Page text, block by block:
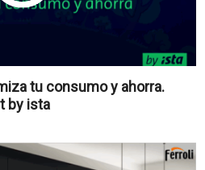
tu consumo y ahorra.
by ista